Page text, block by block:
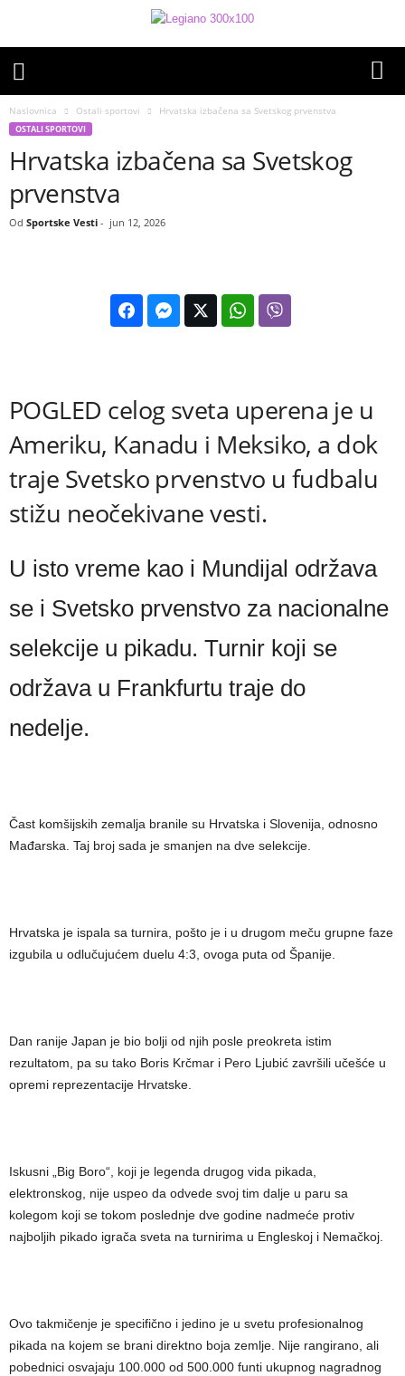
Naslovnica Ostali sportovi Hrvatska izbačena sa Svetskog prvenstva
OSTALI SPORTOVI
Hrvatska izbačena sa Svetskog
prvenstva
Od Sportske Vesti - jun 12, 2026
POGLED celog sveta uperena je u
Ameriku, Kanadu i Meksiko, a dok
traje Svetsko prvenstvo u fudbalu
stižu neočekivane vesti.
U isto vreme kao i Mundijal održava
se i Svetsko prvenstvo za nacionalne
selekcije u pikadu. Turnir koji se
održava u Frankfurtu traje do
nedelje.
Čast komšijskih zemalja branile su Hrvatska i Slovenija, odnosno
Mađarska. Taj broj sada je smanjen na dve selekcije.
Hrvatska je ispala sa turnira, pošto je i u drugom meču grupne faze
izgubila u odlučujućem duelu 4:3, ovoga puta od Španije.
Dan ranije Japan je bio bolji od njih posle preokreta istim
rezultatom, pa su tako Boris Krčmar i Pero Ljubić završili učešće u
opremi reprezentacije Hrvatske.
Iskusni „Big Boro“, koji je legenda drugog vida pikada,
elektronskog, nije uspeo da odvede svoj tim dalje u paru sa
kolegom koji se tokom poslednje dve godine nadmeće protiv
najboljih pikado igrača sveta na turnirima u Engleskoj i Nemačkoj.
Ovo takmičenje je specifično i jedino je u svetu profesionalnog
pikada na kojem se brani direktno boja zemlje. Nije rangirano, ali
pobednici osvajaju 100.000 od 500.000 funti ukupnog nagradnog